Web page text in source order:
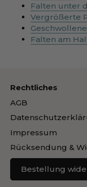
Falten unter
Vergrößerte
Falten am
Rechtliches
AGB
Impressum
Rücksendung &
Bestellung